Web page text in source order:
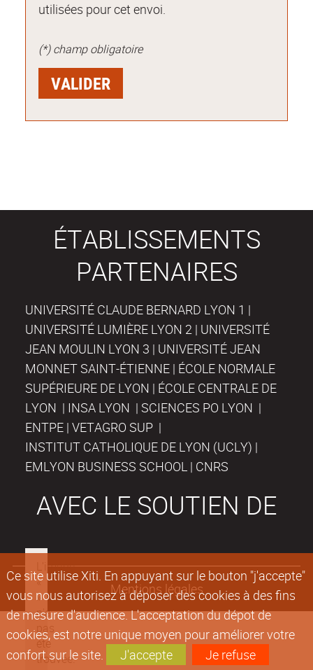
Ce site utilise Xiti. En appuyant sur le bouton "j'accepte"
vous nous autorisez à déposer des cookies à des fins
de mesure d'audience. L'acceptation du dépot de
cookies, est notre unique moyen pour améliorer votre
confort sur le site.
J'accepte Je refuse
utilisées pour cet envoi.
(*) champ obligatoire
ÉTABLISSEMENTS
PARTENAIRES
UNIVERSITÉ CLAUDE BERNARD LYON 1 |
UNIVERSITÉ LUMIÈRE LYON 2 | UNIVERSITÉ
JEAN MOULIN LYON 3 | UNIVERSITÉ JEAN
MONNET SAINT-ÉTIENNE | ÉCOLE NORMALE
SUPÉRIEURE DE LYON | ÉCOLE CENTRALE DE
LYON | INSA LYON | SCIENCES PO LYON |
ENTPE | VETAGRO SUP |
INSTITUT CATHOLIQUE DE LYON (UCLY) |
EMLYON BUSINESS SCHOOL | CNRS
AVEC LE SOUTIEN DE
Mentions légales